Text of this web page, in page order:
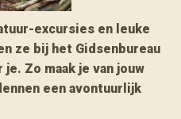
excursies en leuke
ze bij het Gidsenbureau
Zo maak je van jouw
een avontuurlijk